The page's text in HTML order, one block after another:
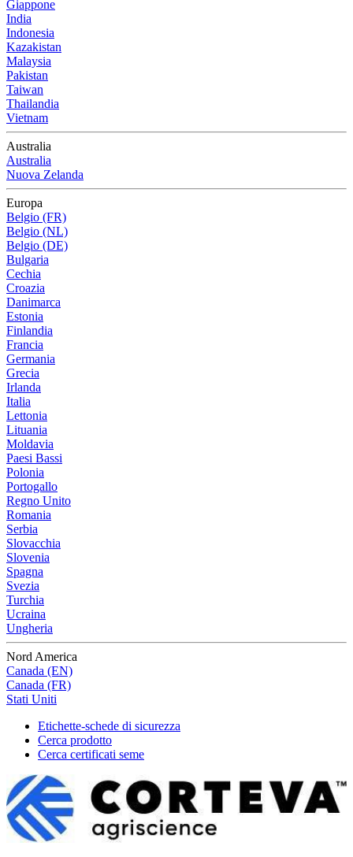
Giappone
India
Indonesia
Kazakistan
Malaysia
Pakistan
Taiwan
Thailandia
Vietnam
Australia
Australia
Nuova Zelanda
Europa
Belgio (FR)
Belgio (NL)
Belgio (DE)
Bulgaria
Cechia
Croazia
Danimarca
Estonia
Finlandia
Francia
Germania
Grecia
Irlanda
Italia
Lettonia
Lituania
Moldavia
Paesi Bassi
Polonia
Portogallo
Regno Unito
Romania
Serbia
Slovacchia
Slovenia
Spagna
Svezia
Turchia
Ucraina
Ungheria
Nord America
Canada (EN)
Canada (FR)
Stati Uniti
Etichette-schede di sicurezza
Cerca prodotto
Cerca certificati seme